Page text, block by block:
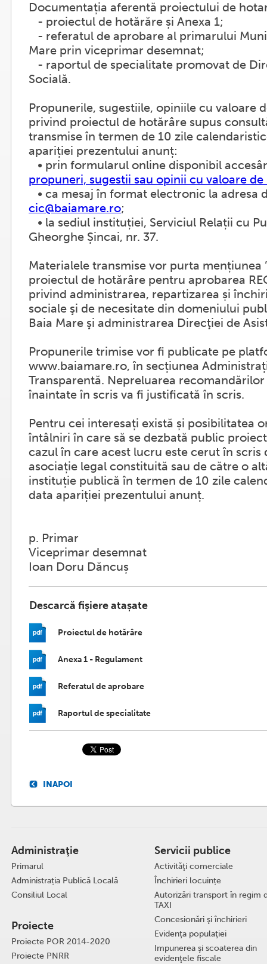
Documentația aferentă proiectului de
- proiectul de hotărăre și Anexa 1;
- referatul de aprobare al primarului
Mare prin viceprimar desemnat;
- raportul de specialitate promovat de
Socială.
Propunerile, sugestiile, opiniile cu valoare
privind proiectul de hotărâre supus
transmise în termen de 10 zile
apariției prezentului anunț:
• prin formularul online disponibil
propuneri, sugestii sau opinii cu valoare
• ca mesaj în format electronic la adresa
cic@baiamare.ro;
• la sediul instituției, Serviciul Relații cu
Gheorghe Șincai, nr. 37.
Materialele transmise vor purta mențiunea
proiectul de hotărâre pentru aprobarea
privind administrarea, repartizarea și
sociale şi de necesitate din domeniului
Baia Mare şi administrarea Direcţiei de
Propunerile trimise vor fi publicate pe
www.baiamare.ro, în secțiunea
Transparentă. Nepreluarea
înaintate în scris va fi justificată în scris.
Pentru cei interesați există și posibilitatea
întâlniri în care să se dezbată public
cazul în care acest lucru este cerut în scris
asociație legal constituită sau de către o
instituție publică în termen de 10 zile
data apariției prezentului anunț.
p. Primar
Viceprimar desemnat
Ioan Doru Dăncuș
Descarcă fișiere atașate
Proiectul de hotărâre
Anexa 1 - Regulament
Referatul de aprobare
Raportul de specialitate
INAPOI
Administraţie
Primarul
Administrația Publică Locală
Consiliul Local
Proiecte
Proiecte POR 2014-2020
Proiecte PNRR
Servicii publice
Activităţi comerciale
Închirieri locuințe
Autorizări transport în regim
TAXI
Concesionări şi închirieri
Evidenţa populaţiei
Impunerea şi scoaterea din
evidenţele fiscale